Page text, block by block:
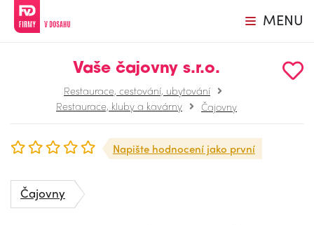
MENU
Vaše čajovny s.r.o.
Restaurace, cestování, ubytování
Restaurace, kluby a kavárny
Čajovny
Napište hodnocení jako první
Čajovny